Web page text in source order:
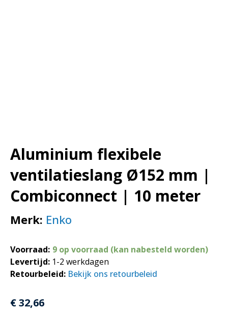
Aluminium flexibele
ventilatieslang Ø152 mm |
Combiconnect | 10 meter
Merk: Enko
Voorraad: 9 op voorraad (kan nabesteld worden)
Levertijd: 1-2 werkdagen
Retourbeleid: Bekijk ons retourbeleid
€32,66